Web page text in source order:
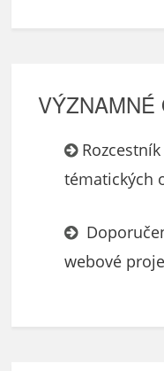
VÝZNAMNÉ
tématických
webové